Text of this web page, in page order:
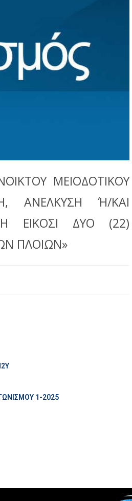
ΜΕΙΟΔΟΤΙΚΟΥ
ΑΝΕΛΚΥΣΗ Ή/ΚΑΙ
ΕΙΚΟΣΙ ΔΥΟ (22)
ΠΛΟΙΩΝ»
1-2025